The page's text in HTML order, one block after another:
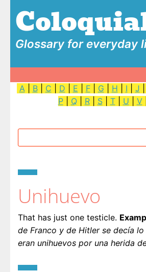
Glossary for everyday
A| B| C D E F| G H I J
P| Q| R| S| T| U V|
Unihuevo
That has just one testicle.
de Franco y de Hitler se decía lo
eran unihuevos por una herida